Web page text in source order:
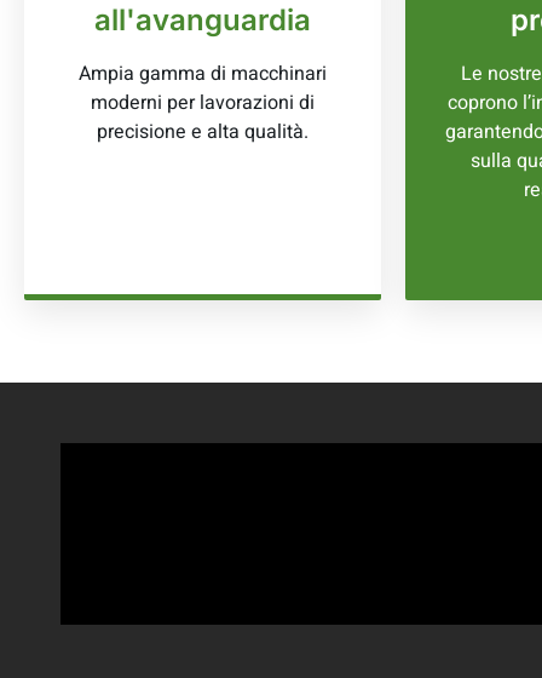
all'avanguardia
Ampia gamma di macchinari
moderni per lavorazioni di
precisione e alta qualità.
Le
coprono
sulla